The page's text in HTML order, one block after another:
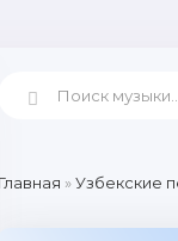
Главная »Узбекские